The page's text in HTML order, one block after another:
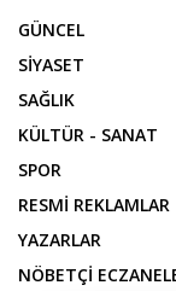
GÜNCEL
SİYASET
SAĞLIK
KÜLTÜR - SANAT
SPOR
RESMİ REKLAMLAR
YAZARLAR
NÖBETÇİ